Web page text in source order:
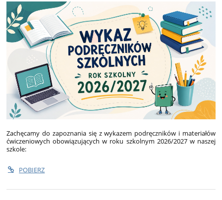
Zachęcamy do zapoznania się z wykazem podręczników i materiałów
ćwiczeniowych obowiązujących w roku szkolnym 2026/2027 w naszej
szkole:
POBIERZ